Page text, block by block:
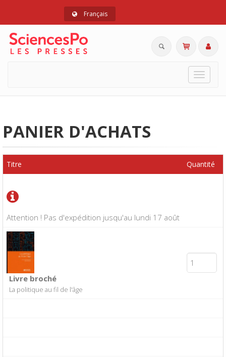
Français
Toggle
PANIER D'ACHATS
Attention ! Pas d'expédition jusqu'au lundi 17 août
Titre Quantité
Livre broché
La politique au fil de l'âge